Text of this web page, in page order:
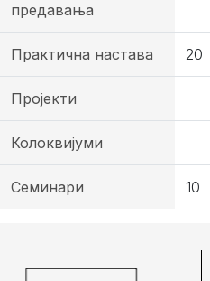
предавања
Практична настава 20
Пројекти
Колоквијуми
Семинари 10